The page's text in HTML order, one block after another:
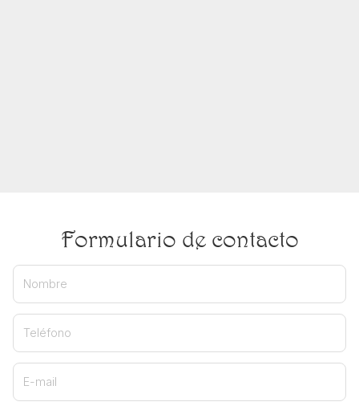
Formulario de contacto
Nombre
Teléfono
E-mail